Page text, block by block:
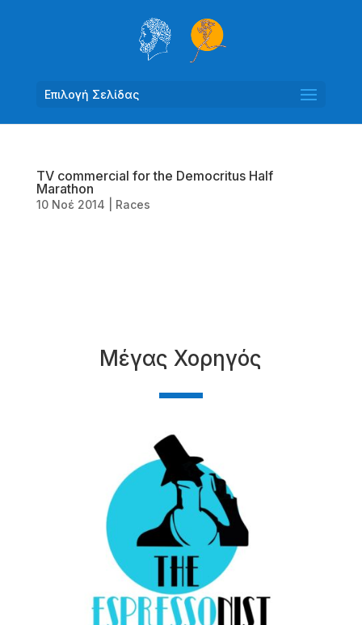
Επιλογή Σελίδας
TV commercial for the Democritus Half
Marathon
10 Νοέ 2014 Races
Μέγας Χορηγός